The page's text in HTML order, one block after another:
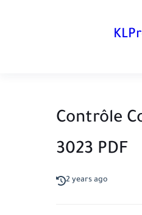
Contrôle
3023 PDF
2 years ago